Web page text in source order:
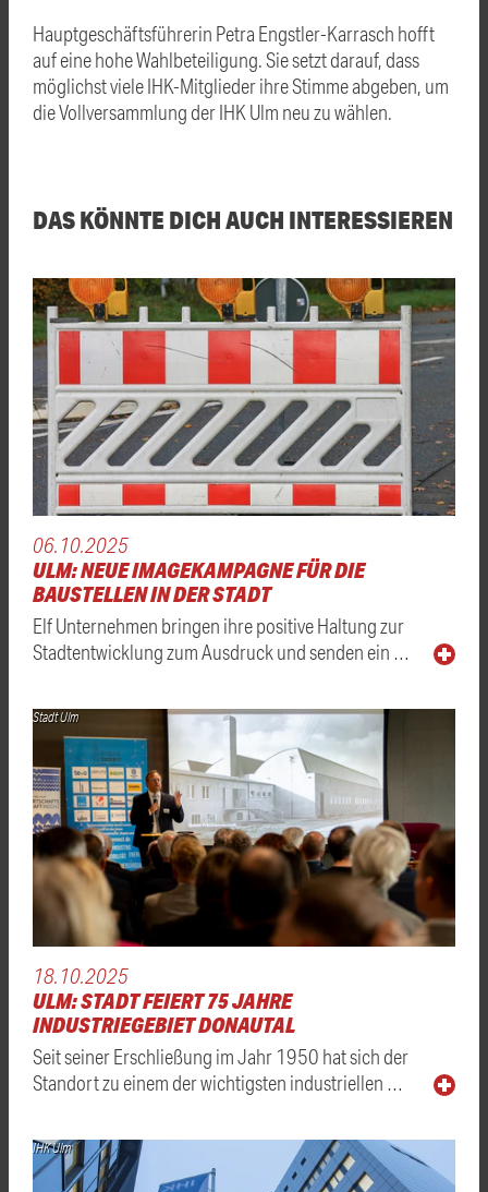
Hauptgeschäftsführerin Petra Engstler-Karrasch hofft
auf eine hohe Wahlbeteiligung. Sie setzt darauf, dass
möglichst viele IHK-Mitglieder ihre Stimme abgeben, um
die Vollversammlung der IHK Ulm neu zu wählen.
DAS KÖNNTE DICH AUCH INTERESSIEREN
06.10.2025
ULM: NEUE IMAGEKAMPAGNE FÜR DIE
BAUSTELLEN IN DER STADT
Elf Unternehmen bringen ihre positive Haltung zur
Stadtentwicklung zum Ausdruck und senden ein …
Stadt Ulm
18.10.2025
ULM: STADT FEIERT 75 JAHRE
INDUSTRIEGEBIET DONAUTAL
Seit seiner Erschließung im Jahr 1950 hat sich der
Standort zu einem der wichtigsten industriellen …
IHK Ulm